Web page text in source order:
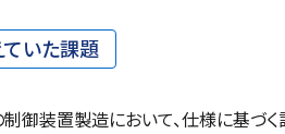
いた課題
御装置製造において、仕様に基づ